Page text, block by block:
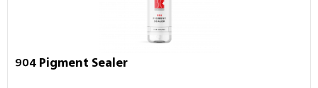
904 Pigment Sealer